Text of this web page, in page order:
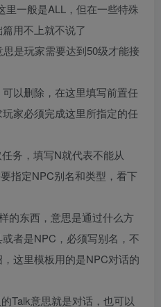
里一般是ALL，但在一些特殊
用不上就不说了
是玩家需要达到50级才能接
以删除，在这里填写前置任
家必须完成这里所指定的任
务，填写N就代表不能从
指定NPC别名和类型，看下
的东西，意思是通过什么方
者是NPC，必须写别名，不
这里模板用的是NPC对话的
Talk意思就是对话，也可以